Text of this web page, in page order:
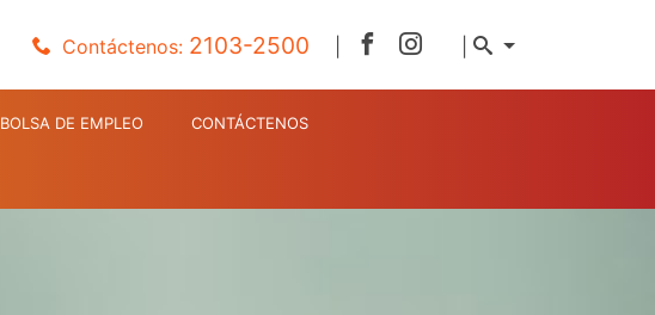
Contáctenos: 2103-2500 |
BOLSA DE EMPLEO CONTÁCTENOS